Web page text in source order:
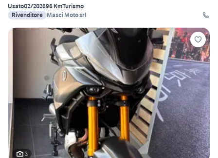
Usato02/202696 KmTurismo
Rivenditore Masci Moto srl
3